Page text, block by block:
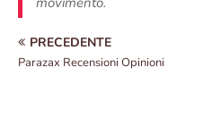
PRECEDENTE
Parazax Recensioni Opinioni